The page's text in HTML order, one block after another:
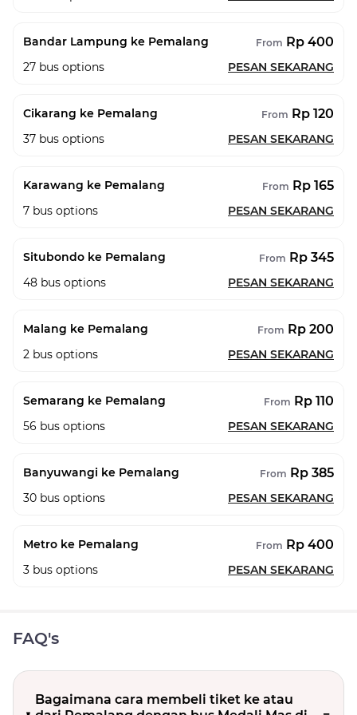
Bandar Lampung ke Pemalang From Rp 400
27 bus options PESAN SEKARANG
Cikarang ke Pemalang From Rp 120
37 bus options PESAN SEKARANG
Karawang ke Pemalang From Rp 165
7 bus options PESAN SEKARANG
Situbondo ke Pemalang From Rp 345
48 bus options PESAN SEKARANG
Malang ke Pemalang From Rp 200
2 bus options PESAN SEKARANG
Semarang ke Pemalang From Rp 110
56 bus options PESAN SEKARANG
Banyuwangi ke Pemalang From Rp 385
30 bus options PESAN SEKARANG
Metro ke Pemalang From Rp 400
3 bus options PESAN SEKARANG
FAQ's
Bagaimana cara membeli tiket ke atau